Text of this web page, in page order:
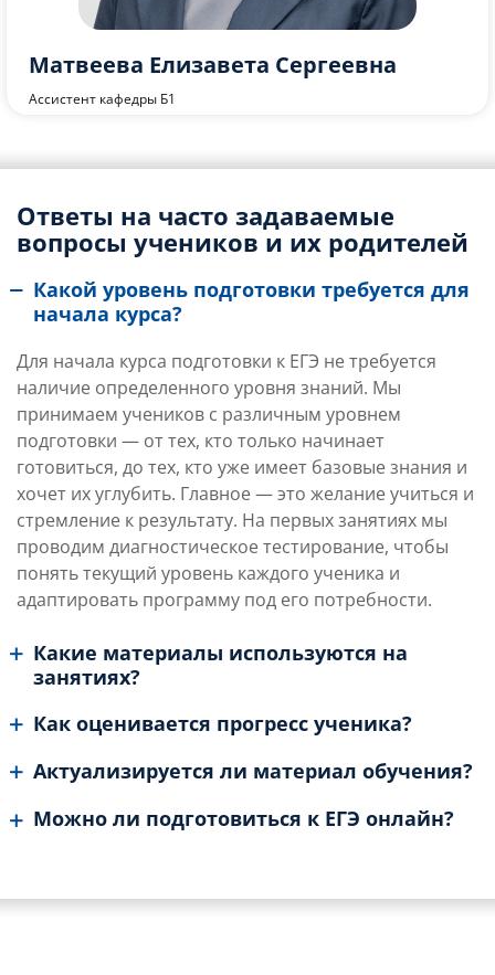
Исакова Елена Александровна
Доцент кафедры Б1, к.ф.-м.н., доцент
Ответы на часто задаваемые
вопросы учеников и их родителей
Какой уровень подготовки требуется для
начала курса?
Для начала курса подготовки к ЕГЭ не требуется
наличие определенного уровня знаний. Мы
принимаем учеников с различным уровнем
подготовки — от тех, кто только начинает
готовиться, до тех, кто уже имеет базовые знания и
хочет их углубить. Главное — это желание учиться и
стремление к результату. На первых занятиях мы
проводим диагностическое тестирование, чтобы
понять текущий уровень каждого ученика и
адаптировать программу под его потребности.
Какие материалы используются на
занятиях?
Как оценивается прогресс ученика?
Актуализируется ли материал обучения?
Можно ли подготовиться к ЕГЭ онлайн?